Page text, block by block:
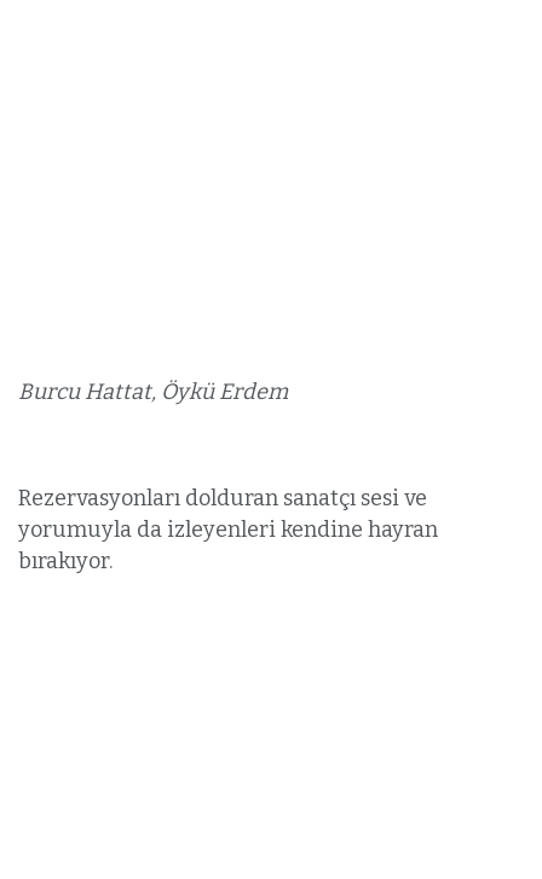
Burcu Hattat, Öykü Erdem
Rezervasyonları dolduran sanatçı sesi ve
yorumuyla da izleyenleri kendine hayran
bırakıyor.